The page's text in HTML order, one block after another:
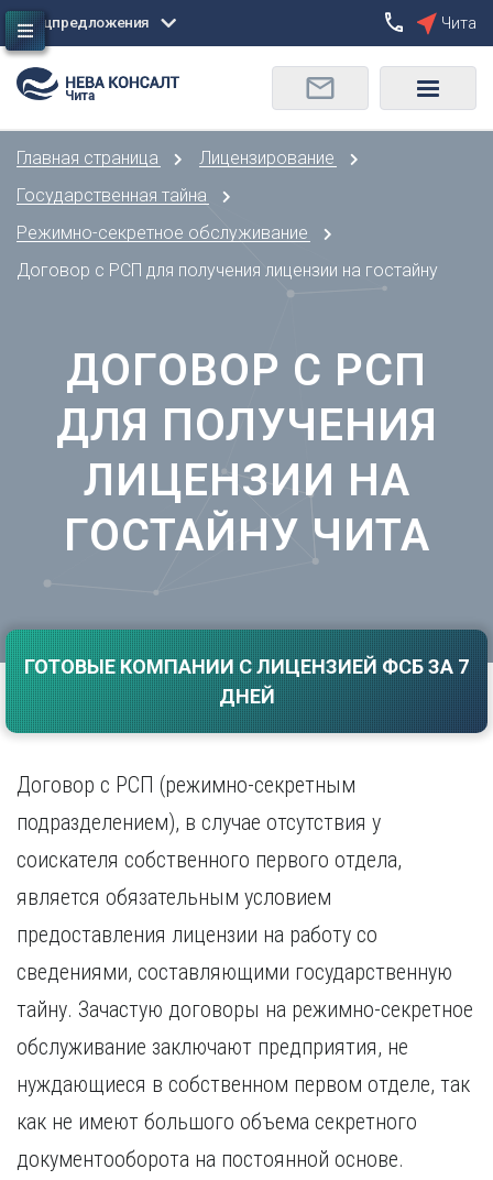
Сбросить
Москва
Санкт-Петербург
Астрахань
Б
Брянск
В
Владивосток
Владикавказ
Владимир
Волгоград
Воронеж
И
Иваново
Ижевск
Иркутск
К
Калининград
Калуга
Кемерово
Краснодар
Красноярск
Курган
Курск
Л
Липецк
М
Магнитогорск
О
Орел
П
Пенза
Ростов-на-Дону
Рязань
Самара
Саранск
Севастополь
Симферополь
Ставрополь
Тверь
Томск
Тула
У
Улан-Удэ
Ульяновск
Уфа
Х
Хабаровск
Ч
Чебоксары
Череповец
Спецпредложения Чита
Чита
Главная страница
Лицензирование
Государственная тайна
Режимно-секретное обслуживание
Договор с РСП для получения лицензии на гостайну
ДОГОВОР С РСП
ДЛЯ ПОЛУЧЕНИЯ
ЛИЦЕНЗИИ НА
ГОСТАЙНУ ЧИТА
ГОТОВЫЕ КОМПАНИИ С ЛИЦЕНЗИЕЙ ФСБ ЗА 7
ДНЕЙ
Договор с РСП (режимно-секретным
подразделением), в случае отсутствия у
соискателя собственного первого отдела,
является обязательным условием
предоставления лицензии на работу со
сведениями, составляющими государственную
тайну. Зачастую договоры на режимно-секретное
обслуживание заключают предприятия, не
нуждающиеся в собственном первом отделе, так
как не имеют большого объема секретного
документооборота на постоянной основе.